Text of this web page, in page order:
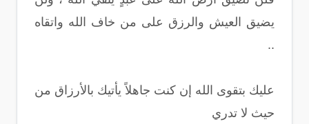
يضيق العيش والرزق على من خاف الله واتقاه
..
عليك بتقوى الله إن كنت جاهلاً يأتيك بالأرزاق من
حيث لا تدري